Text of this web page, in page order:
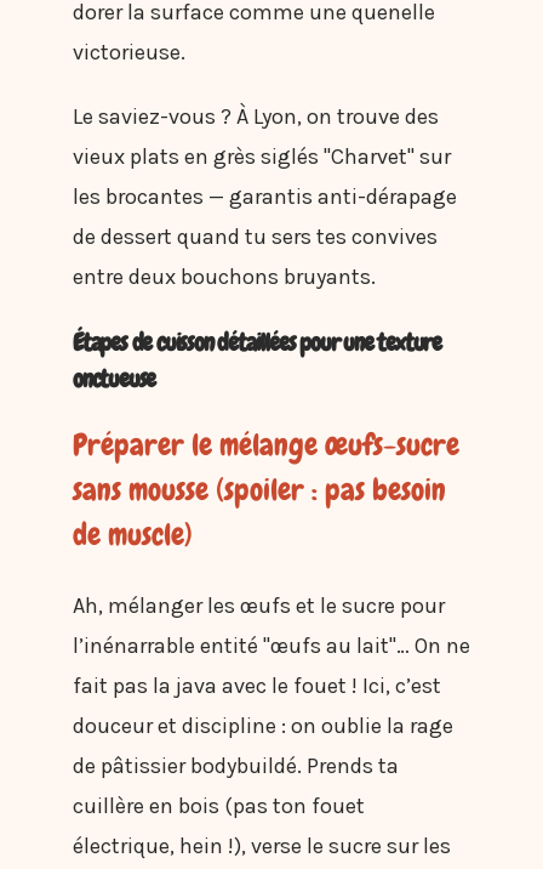
dorer la surface comme une quenelle
victorieuse.
Le saviez-vous ? À Lyon, on trouve des
vieux plats en grès siglés "Charvet" sur
les brocantes — garantis anti-dérapage
de dessert quand tu sers tes convives
entre deux bouchons bruyants.
Étapes de cuisson détaillées pour une texture
onctueuse
Préparer le mélange œufs-sucre
sans mousse (spoiler : pas besoin
de muscle)
Ah, mélanger les œufs et le sucre pour
l’inénarrable entité "œufs au lait"… On ne
fait pas la java avec le fouet ! Ici, c’est
douceur et discipline : on oublie la rage
de pâtissier bodybuildé. Prends ta
cuillère en bois (pas ton fouet
électrique, hein !), verse le sucre sur les